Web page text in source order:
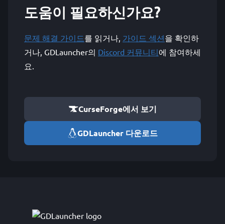
도움이 필요하신가요?
문제 해결 가이드를 읽거나, 가이드 섹션을 확인하
거나, GDLauncher의 Discord 커뮤니티에 참여하세
요.
CurseForge에서 보기
GDLauncher 다운로드